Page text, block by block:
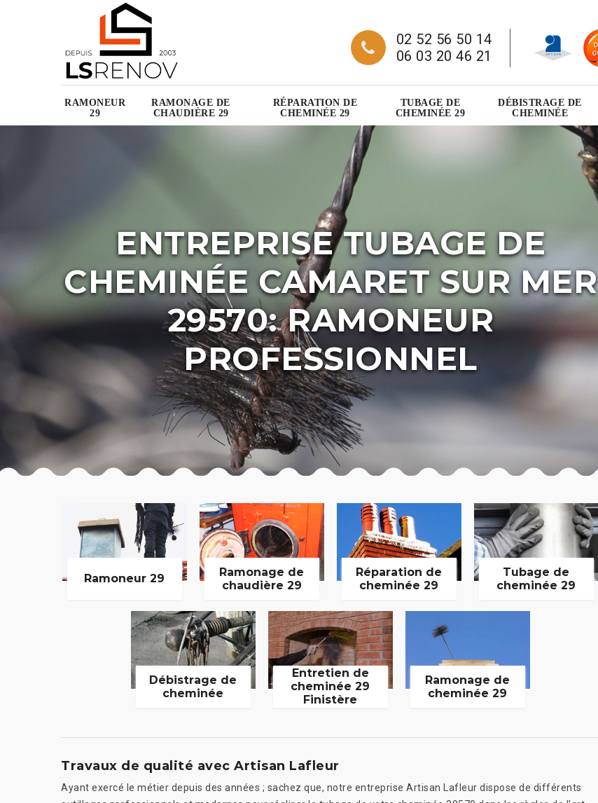
02 52 56 50 14
06 03 20 46 21
RAMONEUR
29
RAMONAGE DE
CHAUDIÈRE 29
RÉPARATION DE
CHEMINÉE 29
TUBAGE DE
CHEMINÉE 29
DÉBISTRAGE DE
CHEMINÉE
ENTREPRISE TUBAGE DE
CHEMINÉE CAMARET SUR MER
29570: RAMONEUR
PROFESSIONNEL
Ramoneur 29
Ramonage de
chaudière 29
Réparation de
cheminée 29
Tubage de
cheminée 29
Débistrage de
cheminée
Entretien de
cheminée 29
Finistère
Ramonage de
cheminée 29
Travaux de qualité avec Artisan Lafleur
Ayant exercé le métier depuis des années ; sachez que, notre entreprise Artisan Lafleur dispose de différents